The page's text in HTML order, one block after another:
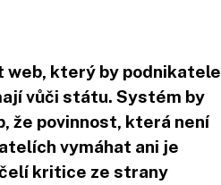
web, který by podnikatele
vůči státu. Systém by
že povinnost, která není
vymáhat ani je
kritice ze strany